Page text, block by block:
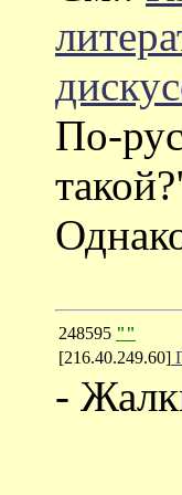
По-
248595 ""
[216.40.249.60]
-